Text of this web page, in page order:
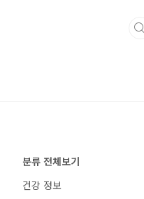
분류 전체보기
건강 정보